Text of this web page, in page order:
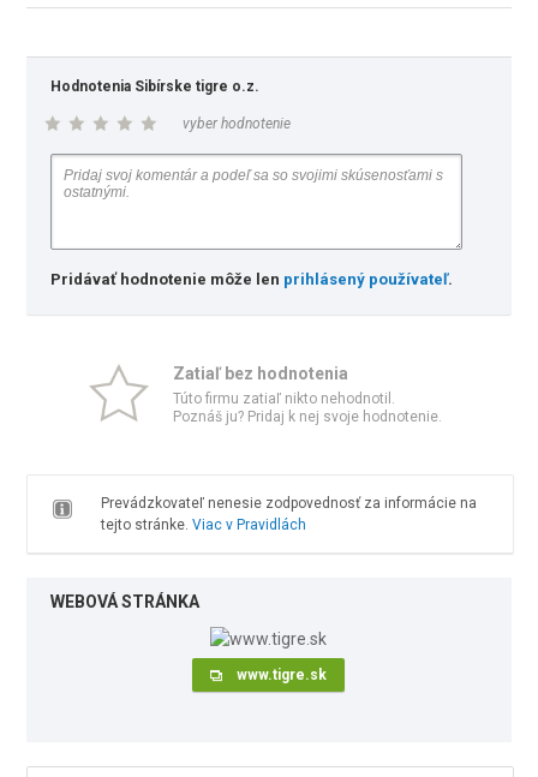
Hodnotenia Sibírske tigre o.z.
vyber hodnotenie
Pridávať hodnotenie môže len prihlásený používateľ.
Zatiaľ bez hodnotenia
Túto firmu zatiaľ nikto nehodnotil.
Poznáš ju? Pridaj k nej svoje hodnotenie.
Prevádzkovateľ nenesie zodpovednosť za informácie na
tejto stránke. Viac v Pravidlách
WEBOVÁ STRÁNKA
www.tigre.sk